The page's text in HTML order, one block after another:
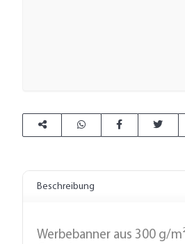
Beschreibung
Werbebanner aus 300 g/